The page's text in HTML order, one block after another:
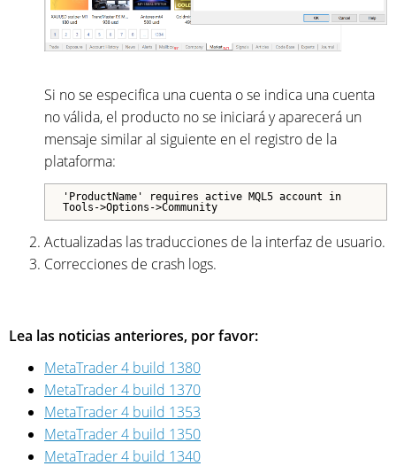
Si no se especifica una cuenta o se indica una cuenta
no válida, el producto no se iniciará y aparecerá un
mensaje similar al siguiente en el registro de la
plataforma:
'ProductName' requires active MQL5 account in
Tools->Options->Community
Actualizadas las traducciones de la interfaz de usuario.
Correcciones de crash logs.
Lea las noticias anteriores, por favor:
MetaTrader 4 build 1380
MetaTrader 4 build 1370
MetaTrader 4 build 1353
MetaTrader 4 build 1350
MetaTrader 4 build 1340